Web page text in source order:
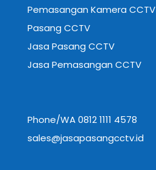
Pemasangan Kamera CCTV
Pasang CCTV
Jasa Pasang CCTV
Jasa Pemasangan CCTV
Phone/WA 0812 1111 4578
sales@jasapasangcctv.id